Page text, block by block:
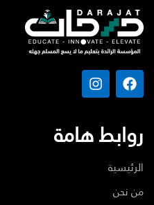
روابط هامة
الرئيسية
من نحن